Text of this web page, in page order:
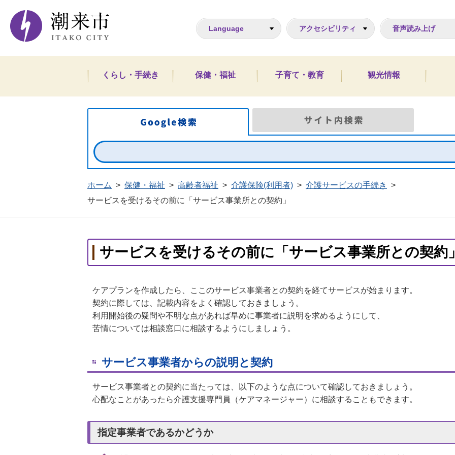
潮来市ホームページ
Language アクセシビリティ 音声読み上げ
くらし・手続き 保健・福祉 子育て・教育 観光情報
Google検索
ホーム > 保健・福祉 > 高齢者福祉 > 介護保険(利用者) > 介護サービスの手続き
>
サービスを受けるその前に「サービス事業所との契約」
サービスを受けるその前に「サービス事業所との契約
ケアプランを作成したら、ここのサービス事業者との契約を経てサービスが始まります。
契約に際しては、記載内容をよく確認しておきましょう。
利用開始後の疑問や不明な点があれば早めに事業者に説明を求めるようにして、
苦情については相談窓口に相談するようにしましょう。
サービス事業者からの説明と契約
サービス事業者との契約に当たっては、以下のような点について確認しておきましょう。
心配なことがあったら介護支援専門員（ケアマネージャー）に相談することもできます。
指定事業者であるかどうか